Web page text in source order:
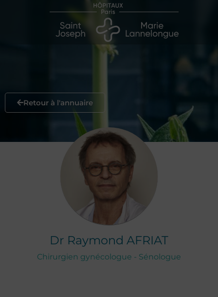
Retour à l'annuaire
Dr Raymond AFRIAT
Chirurgien gynécologue - Sénologue